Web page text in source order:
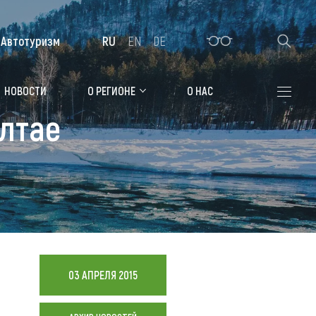
Алтайская зимовка
Где остановиться
Санатории
Гостиницы, отели
Коттеджи, базы
Мотели, придорожные отели
НОВОСТИ О РЕГИОНЕ О НАС
Автотуризм RU EN DE
03 АПРЕЛЯ 2015